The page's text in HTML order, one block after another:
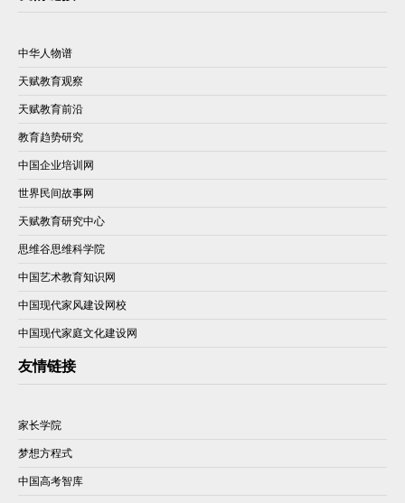
中华人物谱
天赋教育观察
天赋教育前沿
教育趋势研究
中国企业培训网
世界民间故事网
天赋教育研究中心
思维谷思维科学院
中国艺术教育知识网
中国现代家风建设网校
中国现代家庭文化建设网
友情链接
家长学院
梦想方程式
中国高考智库